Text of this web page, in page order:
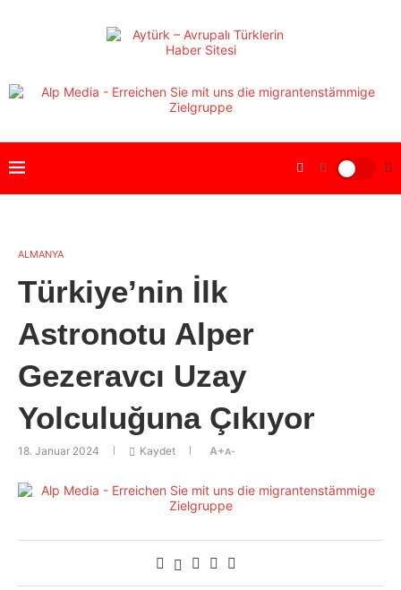
ALMANYA
Türkiye’nin İlk
Astronotu Alper
Gezeravcı Uzay
Yolculuğuna Çıkıyor
18. Januar 2024 Kaydet A+A-